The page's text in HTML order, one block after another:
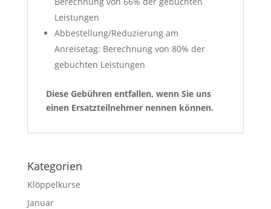
Leistungen
Abbestellung/Reduzierung am
Anreisetag: Berechnung von 80% der
gebuchten Leistungen
Diese Gebühren entfallen, wenn Sie uns
einen Ersatzteilnehmer nennen können.
Kategorien
Klöppelkurse
Januar